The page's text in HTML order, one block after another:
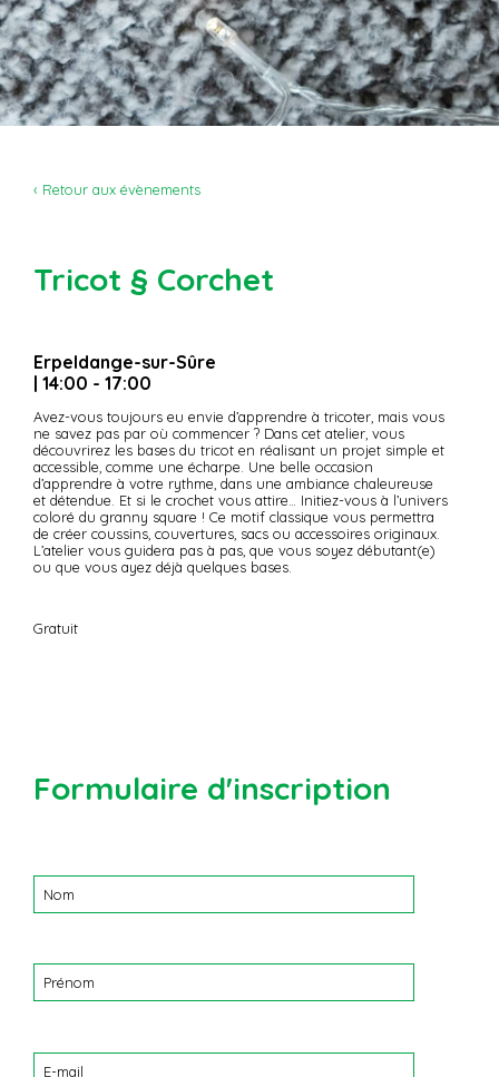
‹ Retour aux évènements
Tricot § Corchet
Erpeldange-sur-Sûre
| 14:00 - 17:00
Avez-vous toujours eu envie d’apprendre à tricoter, mais vous
ne savez pas par où commencer ? Dans cet atelier, vous
découvrirez les bases du tricot en réalisant un projet simple et
accessible, comme une écharpe. Une belle occasion
d’apprendre à votre rythme, dans une ambiance chaleureuse
et détendue. Et si le crochet vous attire… Initiez-vous à l’univers
coloré du granny square ! Ce motif classique vous permettra
de créer coussins, couvertures, sacs ou accessoires originaux.
L’atelier vous guidera pas à pas, que vous soyez débutant(e)
ou que vous ayez déjà quelques bases.
Gratuit
Formulaire d'inscription